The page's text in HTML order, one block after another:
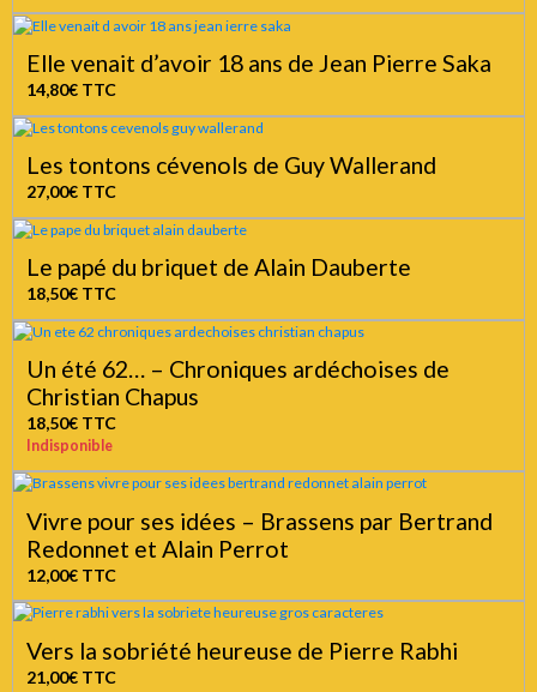
Elle venait d’avoir 18 ans de Jean Pierre Saka
14,80€ TTC
Les tontons cévenols de Guy Wallerand
27,00€ TTC
Le papé du briquet de Alain Dauberte
18,50€ TTC
Un été 62… – Chroniques ardéchoises de
Christian Chapus
18,50€ TTC
Indisponible
Vivre pour ses idées – Brassens par Bertrand
Redonnet et Alain Perrot
12,00€ TTC
Vers la sobriété heureuse de Pierre Rabhi
21,00€ TTC